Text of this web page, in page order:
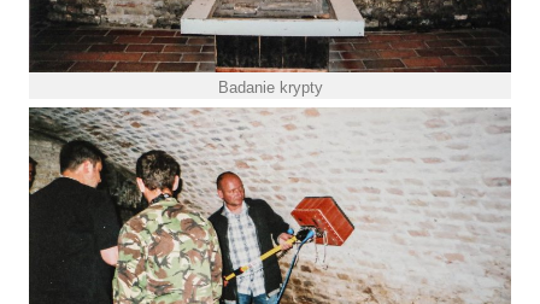
Badanie krypty